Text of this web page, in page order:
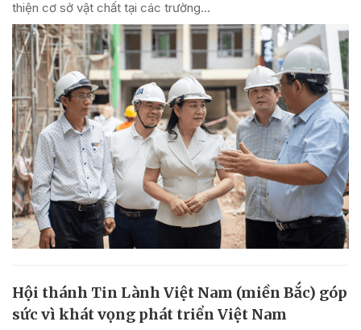
thiện cơ sở vật chất tại các trường...
Hội thánh Tin Lành Việt Nam (miền Bắc) góp
sức vì khát vọng phát triển Việt Nam